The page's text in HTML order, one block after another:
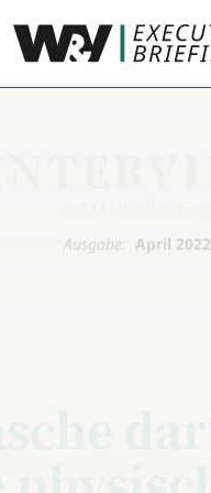
Ausgabe: April 2022